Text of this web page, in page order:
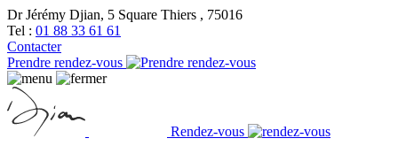
Dr Jérémy Djian, 5 Square Thiers , 75016
Tel : 01 88 33 61 61
Contacter
Prendre rendez-vous
Rendez-vous